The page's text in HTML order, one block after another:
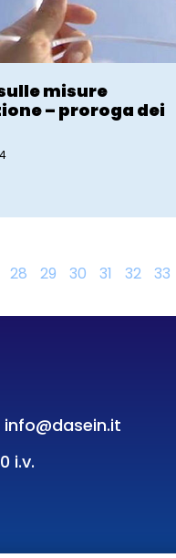
misure
– proroga dei
28 29 30 31 32
33
info@dasein.it
i.v.